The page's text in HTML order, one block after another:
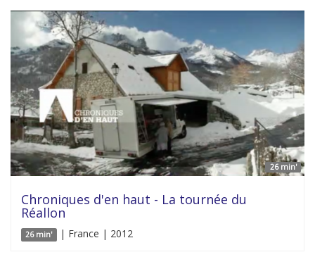
26 min'
Chroniques d'en haut - La tournée du
Réallon
26 min' | France | 2012